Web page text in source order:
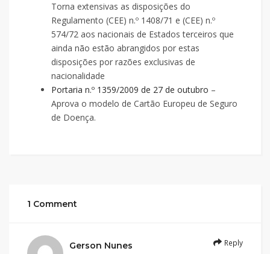
Torna extensivas as disposições do
Regulamento (CEE) n.º 1408/71 e (CEE) n.º
574/72 aos nacionais de Estados terceiros que
ainda não estão abrangidos por estas
disposições por razões exclusivas de
nacionalidade
Portaria n.º 1359/2009 de 27 de outubro –
Aprova o modelo de Cartão Europeu de Seguro
de Doença.
1 Comment
Gerson Nunes
Reply